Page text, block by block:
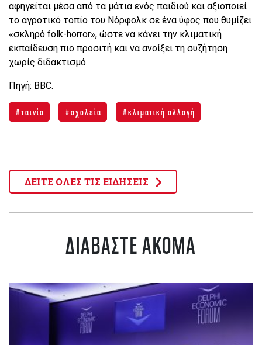
αφηγείται μέσα από τα μάτια ενός παιδιού και αξιοποιεί
το αγροτικό τοπίο του Νόρφολκ σε ένα ύφος που θυμίζει
«σκληρό folk-horror», ώστε να κάνει την κλιματική
εκπαίδευση πιο προσιτή και να ανοίξει τη συζήτηση
χωρίς διδακτισμό.
Πηγή: BBC.
ταινία σχολεία κλιματική αλλαγή
ΔΕΙΤΕ ΟΛΕΣ ΤΙΣ ΕΙΔΗΣΕΙΣ
ΔΙΑΒΑΣΤΕ ΑΚΟΜΑ